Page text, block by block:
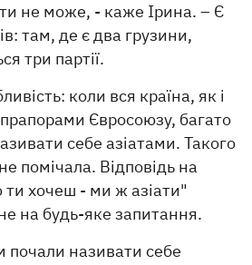
не може, - каже Ірина. – Є
там, де є два грузини,
три партії.
коли вся країна, як і
Євросоюзу, багато
себе азіатами. Такого
помічала. Відповідь на
хочеш - ми ж азіати"
на будь-яке запитання.
почали називати себе